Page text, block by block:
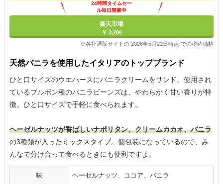
24時間タイムセー
ル毎日開催中
楽天市場
￥ 3,280
※各社通販サイトの 2026年5月22日時点 での税込価格
天然バニラを使用したイタリアのトップブランド
ひと口サイズのウエハースにバニラクリームをサンド。使用され
ているブルボン種のバニラビーンズは、やわらかく甘い香りが特
徴。ひと口サイズで手軽に食べられます。
ヘーゼルナッツが香ばしいナポリタン、クリームカカオ、バニラ
の3種類が入ったミックスタイプ。個包装になっているので、み
んなで分け合って食べるときにも便利ですよ。
味 ヘーゼルナッツ、ココア、バニラ